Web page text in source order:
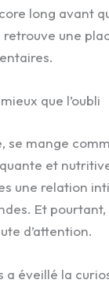
long avant
retrouve une
que l’oubli
se mange
et
une relation
Et
d’attention.
a éveillé la